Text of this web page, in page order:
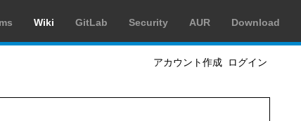
Wiki GitLab Security AUR Download
アカウント作成 ログイン